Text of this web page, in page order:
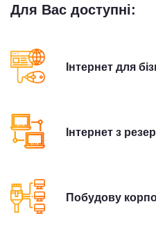
Для Вас доступні:
Інтернет для
Інтернет з
Побудову